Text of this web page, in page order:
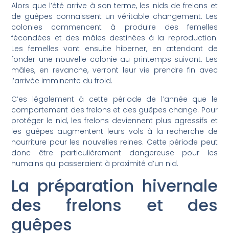
Alors que l’été arrive à son terme, les nids de frelons et
de guêpes connaissent un véritable changement. Les
colonies commencent à produire des femelles
fécondées et des mâles destinées à la reproduction.
Les femelles vont ensuite hiberner, en attendant de
fonder une nouvelle colonie au printemps suivant. Les
mâles, en revanche, verront leur vie prendre fin avec
l’arrivée imminente du froid.
C’es légalement à cette période de l’année que le
comportement des frelons et des guêpes change. Pour
protéger le nid, les frelons deviennent plus agressifs et
les guêpes augmentent leurs vols à la recherche de
nourriture pour les nouvelles reines. Cette période peut
donc être particulièrement dangereuse pour les
humains qui passeraient à proximité d’un nid.
La préparation hivernale
des frelons et des
guêpes